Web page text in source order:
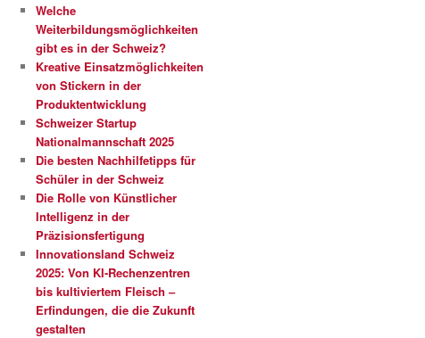
Welche
Weiterbildungsmöglichkeiten
gibt es in der Schweiz?
Kreative Einsatzmöglichkeiten
von Stickern in der
Produktentwicklung
Schweizer Startup
Nationalmannschaft 2025
Die besten Nachhilfetipps für
Schüler in der Schweiz
Die Rolle von Künstlicher
Intelligenz in der
Präzisionsfertigung
Innovationsland Schweiz
2025: Von KI-Rechenzentren
bis kultiviertem Fleisch –
Erfindungen, die die Zukunft
gestalten